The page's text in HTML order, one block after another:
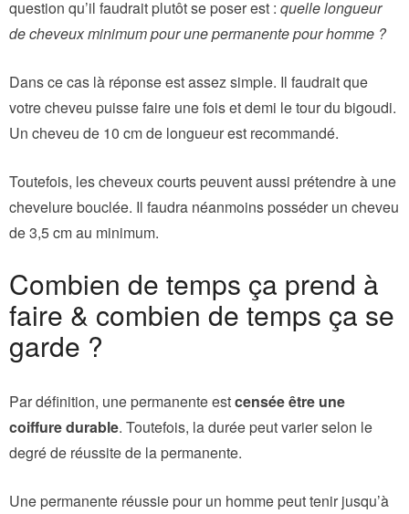
question qu’il faudrait plutôt se poser est : quelle longueur
de cheveux minimum pour une permanente pour homme ?
Dans ce cas là réponse est assez simple. Il faudrait que
votre cheveu puisse faire une fois et demi le tour du bigoudi.
Un cheveu de 10 cm de longueur est recommandé.
Toutefois, les cheveux courts peuvent aussi prétendre à une
chevelure bouclée. Il faudra néanmoins posséder un cheveu
de 3,5 cm au minimum.
Combien de temps ça prend à
faire & combien de temps ça se
garde ?
Par définition, une permanente estcensée être une
coiffure durable. Toutefois, la durée peut varier selon le
degré de réussite de la permanente.
Une permanente réussie pour un homme peut tenir jusqu’à